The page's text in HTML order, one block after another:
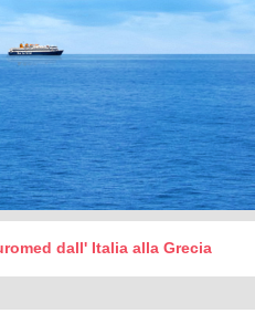
dall' Italia alla Grecia